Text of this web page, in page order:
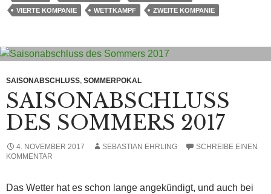
VIERTE KOMPANIE
WETTKAMPF ZWEITE KOMPANIE
SAISONABSCHLUSS, SOMMERPOKAL
SAISONABSCHLUSS
DES SOMMERS 2017
4. NOVEMBER 2017 SEBASTIAN EHRLING
SCHREIBE EINEN
KOMMENTAR
Das Wetter hat es schon lange angekündigt, und auch bei